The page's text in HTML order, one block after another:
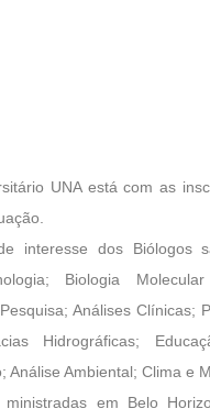
UNA está com as
interesse dos Biólogos
Biologia
Análises Clínicas;
Hidrográficas;
Análise Ambiental; Clima e
em Belo